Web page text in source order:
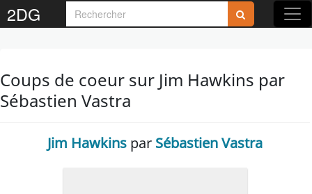
2DG
Coups de coeur sur Jim Hawkins par
Sébastien Vastra
Jim Hawkins par Sébastien Vastra